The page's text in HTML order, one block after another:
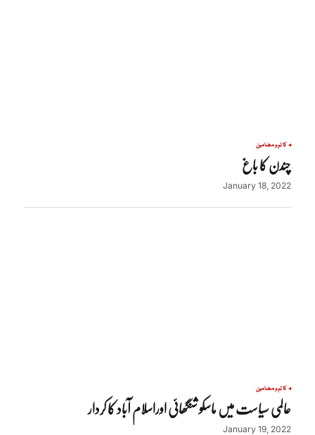
کالم و مضامین
چندن کا باغ
January 18, 2022
کالم و مضامین
عالمی سیاست میں ماسکو شنگھائی اوراسلام آباد کا کردار
January 19, 2022